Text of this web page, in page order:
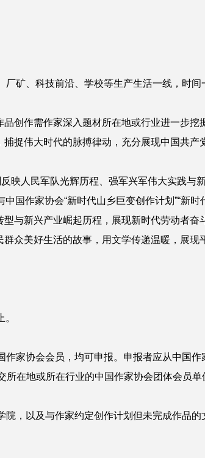
、科技前沿、学校等生产生活一线，时间
作需作家深入题材所在地或行业进一步挖
伟大时代的脉搏律动，充分展现中国共产
人民军队光辉历程、强军兴军伟大实践与新
作家协会“新时代山乡巨变创作计划”“新时
新兴产业崛起历程，展现新时代劳动者奋
美好生活的故事，用文学传递温暖，展现
家协会会员，均可申报。申报者应从中国作
所在地或所在行业的中国作家协会团体会员单
以及与作家约定创作计划但未完成作品的